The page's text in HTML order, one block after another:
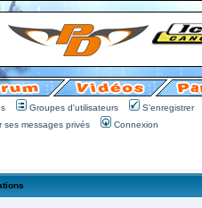
Groupes d'utilisateurs
S'enregistrer
ses messages privés Connexion